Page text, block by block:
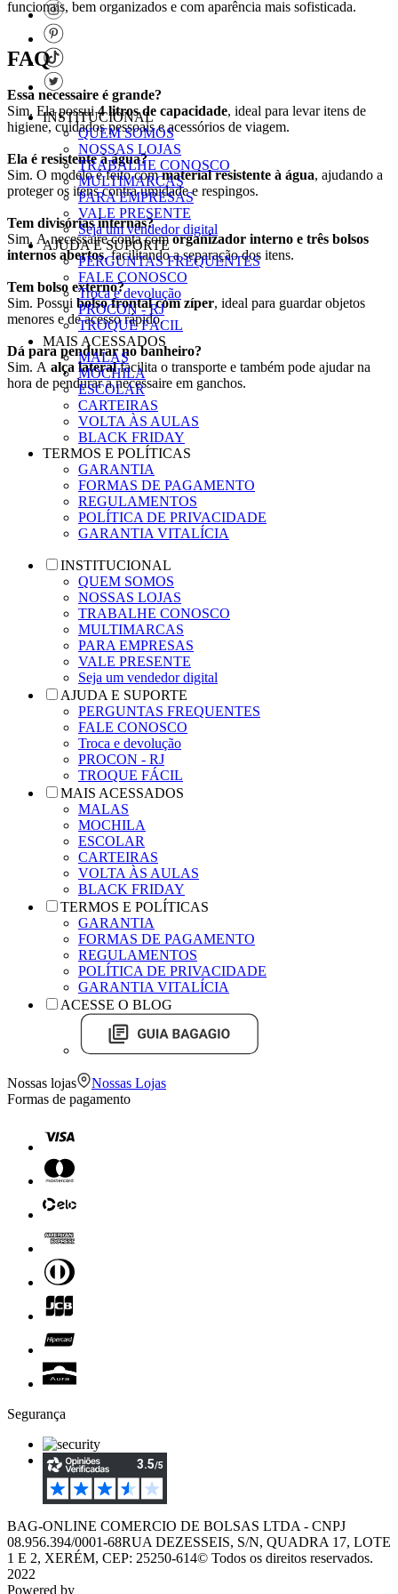
funcionais, bem organizados e com aparência mais sofisticada.
FAQ
Essa necessaire é grande?
Sim. Ela possui4 litros de capacidade, ideal para levar itens de
higiene, cuidados pessoais e acessórios de viagem.
Ela é resistente à água?
Sim. O modelo é feito commaterial resistente à água, ajudando a
proteger os itens contra umidade e respingos.
Tem divisórias internas?
Sim. A necessaire conta comorganizador interno e três bolsos
internos abertos, facilitando a separação dos itens.
Tem bolso externo?
Sim. Possui bolso frontal com zíper, ideal para guardar objetos
menores e de acesso rápido.
Dá para pendurar no banheiro?
Sim. A alça lateralfacilita o transporte e também pode ajudar na
hora de pendurar a necessaire em ganchos.
INSTITUCIONAL
QUEM SOMOS
NOSSAS LOJAS
TRABALHE CONOSCO
MULTIMARCAS
PARA EMPRESAS
VALE PRESENTE
Seja um vendedor digital
AJUDA E SUPORTE
PERGUNTAS FREQUENTES
FALE CONOSCO
Troca e devolução
PROCON - RJ
TROQUE FÁCIL
MAIS ACESSADOS
MALAS
MOCHILA
ESCOLAR
CARTEIRAS
VOLTA ÀS AULAS
BLACK FRIDAY
TERMOS E POLÍTICAS
GARANTIA
FORMAS DE PAGAMENTO
REGULAMENTOS
POLÍTICA DE PRIVACIDADE
GARANTIA VITALÍCIA
INSTITUCIONAL
QUEM SOMOS
NOSSAS LOJAS
TRABALHE CONOSCO
MULTIMARCAS
PARA EMPRESAS
VALE PRESENTE
Seja um vendedor digital
AJUDA E SUPORTE
PERGUNTAS FREQUENTES
FALE CONOSCO
Troca e devolução
PROCON - RJ
TROQUE FÁCIL
MAIS ACESSADOS
MALAS
MOCHILA
ESCOLAR
CARTEIRAS
VOLTA ÀS AULAS
BLACK FRIDAY
TERMOS E POLÍTICAS
GARANTIA
FORMAS DE PAGAMENTO
REGULAMENTOS
POLÍTICA DE PRIVACIDADE
GARANTIA VITALÍCIA
ACESSE O BLOG
Nossas lojas
Nossas Lojas
Formas de pagamento
Segurança
BAG-ONLINE COMERCIO DE BOLSAS LTDA - CNPJ
08.956.394/0001-68RUA DEZESSEIS, S/N, QUADRA 17, LOTE
1 E 2, XERÉM, CEP: 25250-614© Todos os direitos reservados.
2022
Powered by